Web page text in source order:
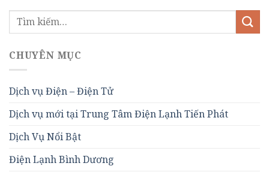
CHUYÊN MỤC
Dịch vụ Điện – Điện Tử
Dịch vụ mới tại Trung Tâm Điện Lạnh Tiến Phát
Dịch Vụ Nổi Bật
Điện Lạnh Bình Dương